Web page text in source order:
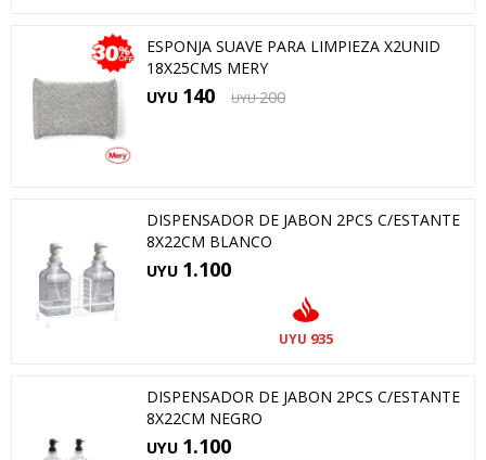
ESPONJA SUAVE PARA LIMPIEZA X2UNID
18X25CMS MERY
UYU 140 UYU 200
DISPENSADOR DE JABON 2PCS C/ESTANTE
8X22CM BLANCO
UYU 1.100
UYU 935
DISPENSADOR DE JABON 2PCS C/ESTANTE
8X22CM NEGRO
UYU 1.100